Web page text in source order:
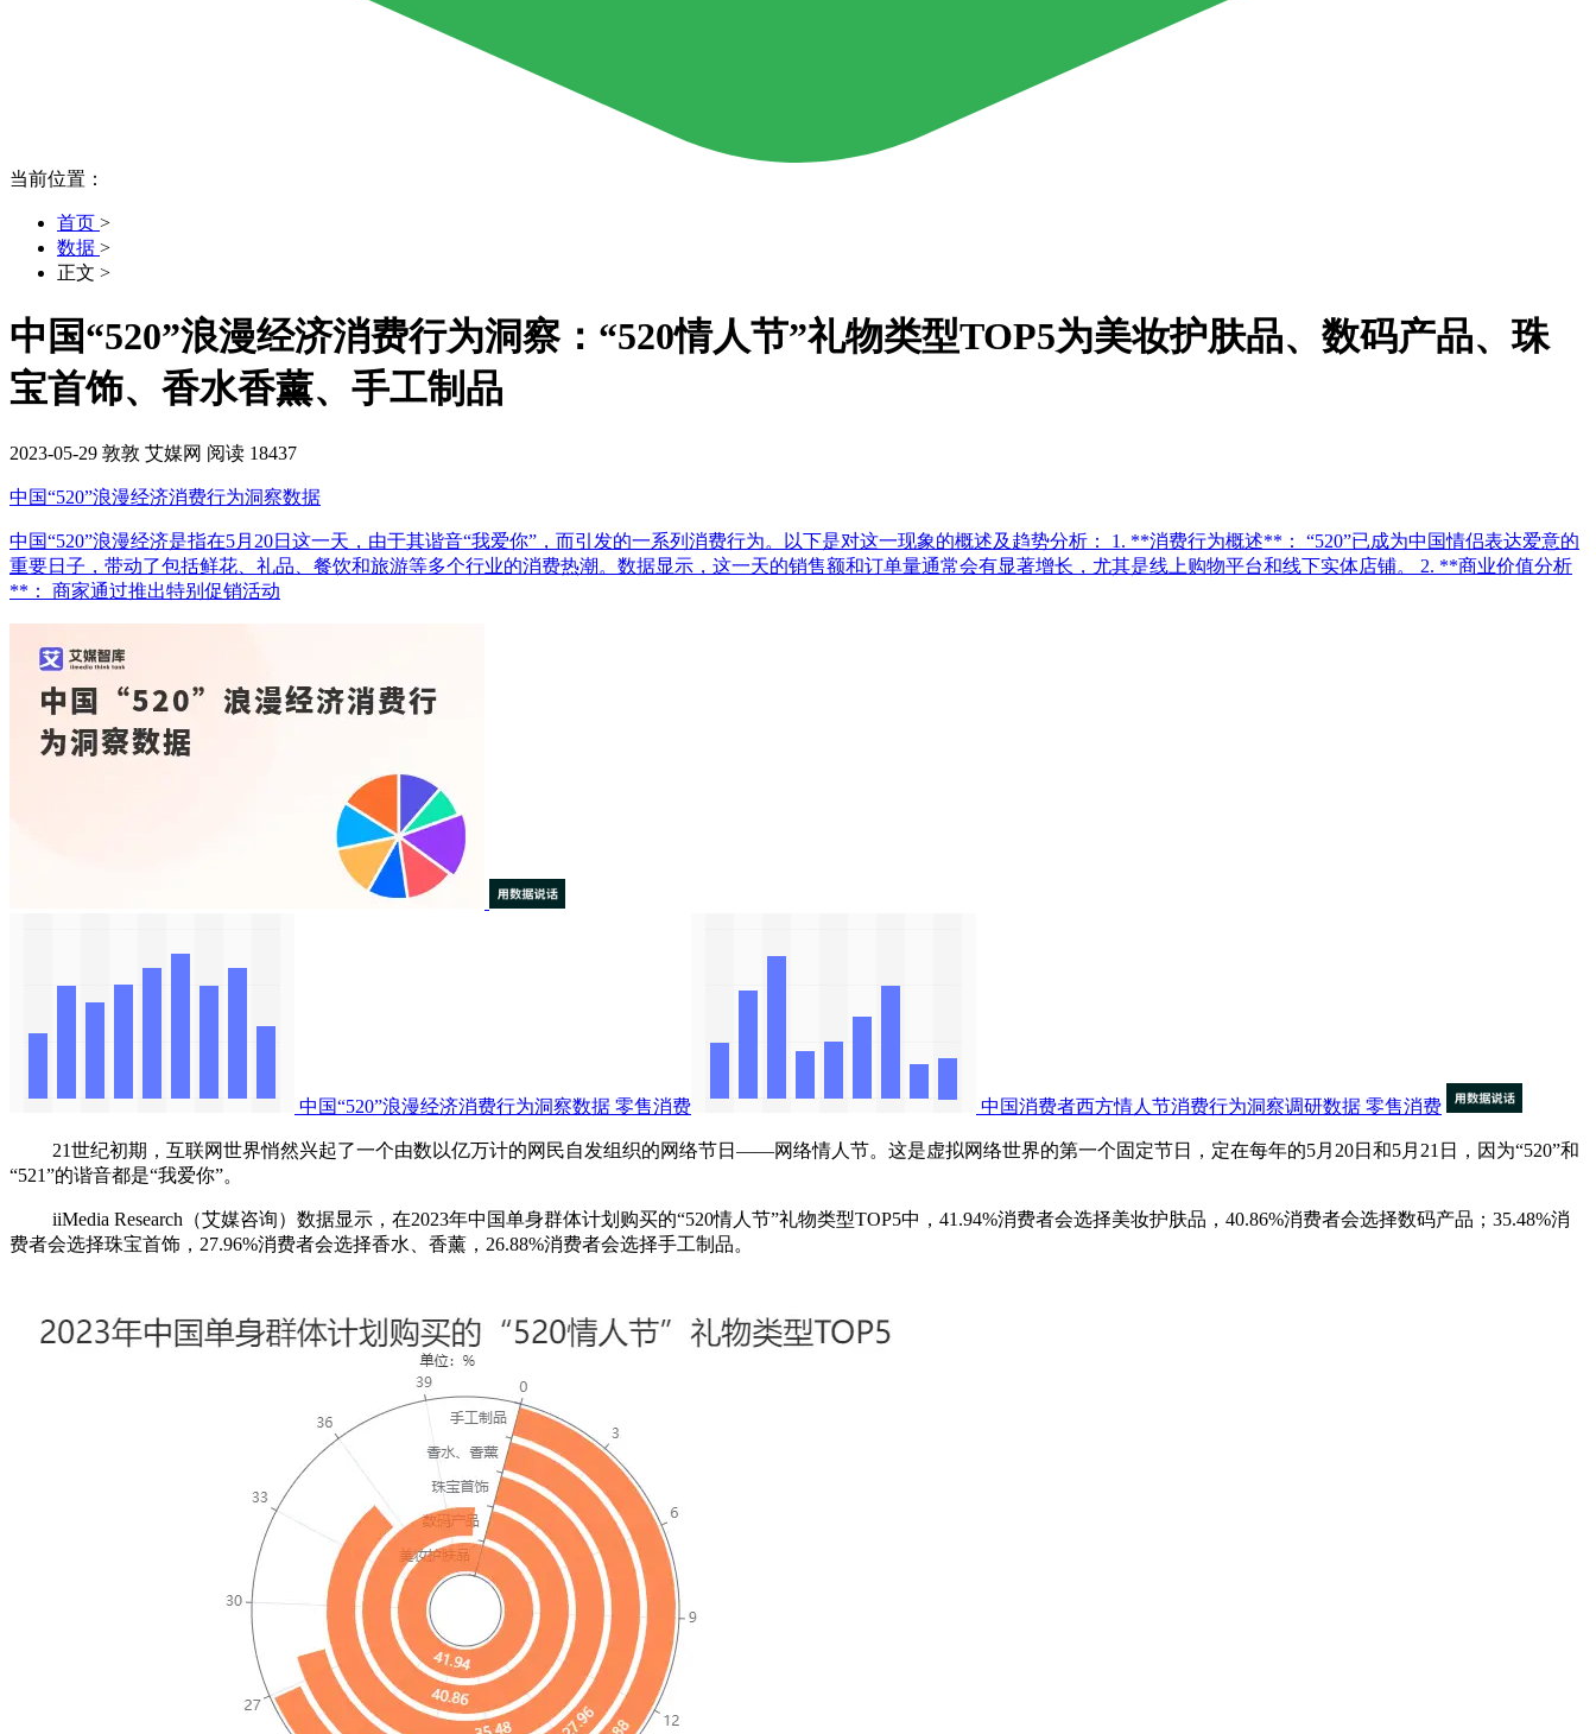
当前位置：
首页 >
数据 >
正文 >
中国“520”浪漫经济消费行为洞察：“520情人节”礼物类型TOP5为美妆护肤品、数码产品、珠
宝首饰、香水香薰、手工制品
2023-05-29 敦敦 艾媒网 阅读 18437
中国“520”浪漫经济消费行为洞察数据
中国“520”浪漫经济是指在5月20日这一天，由于其谐音“我爱你”，而引发的一系列消费行为。以下是对这一现象的概述及趋势分析： 1. **消费行为概述**： “520”已成为中国情侣表达爱意的
重要日子，带动了包括鲜花、礼品、餐饮和旅游等多个行业的消费热潮。数据显示，这一天的销售额和订单量通常会有显著增长，尤其是线上购物平台和线下实体店铺。 2. **商业价值分析
**： 商家通过推出特别促销活动
中国“520”浪漫经济消费行为洞察数据 零售消费 中国消费者西方情人节消费行为洞察调研数据 零售消费
21世纪初期，互联网世界悄然兴起了一个由数以亿万计的网民自发组织的网络节日——网络情人节。这是虚拟网络世界的第一个固定节日，定在每年的5月20日和5月21日，因为“520”和
“521”的谐音都是“我爱你”。
iiMedia Research（艾媒咨询）数据显示，在2023年中国单身群体计划购买的“520情人节”礼物类型TOP5中，41.94%消费者会选择美妆护肤品，40.86%消费者会选择数码产品；35.48%消
费者会选择珠宝首饰，27.96%消费者会选择香水、香薰，26.88%消费者会选择手工制品。